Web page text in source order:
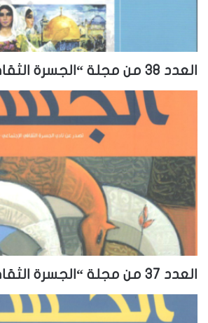
العدد 38 من مجلة “الجسرة الثقافية”
العدد 37 من مجلة “الجسرة الثقافية”